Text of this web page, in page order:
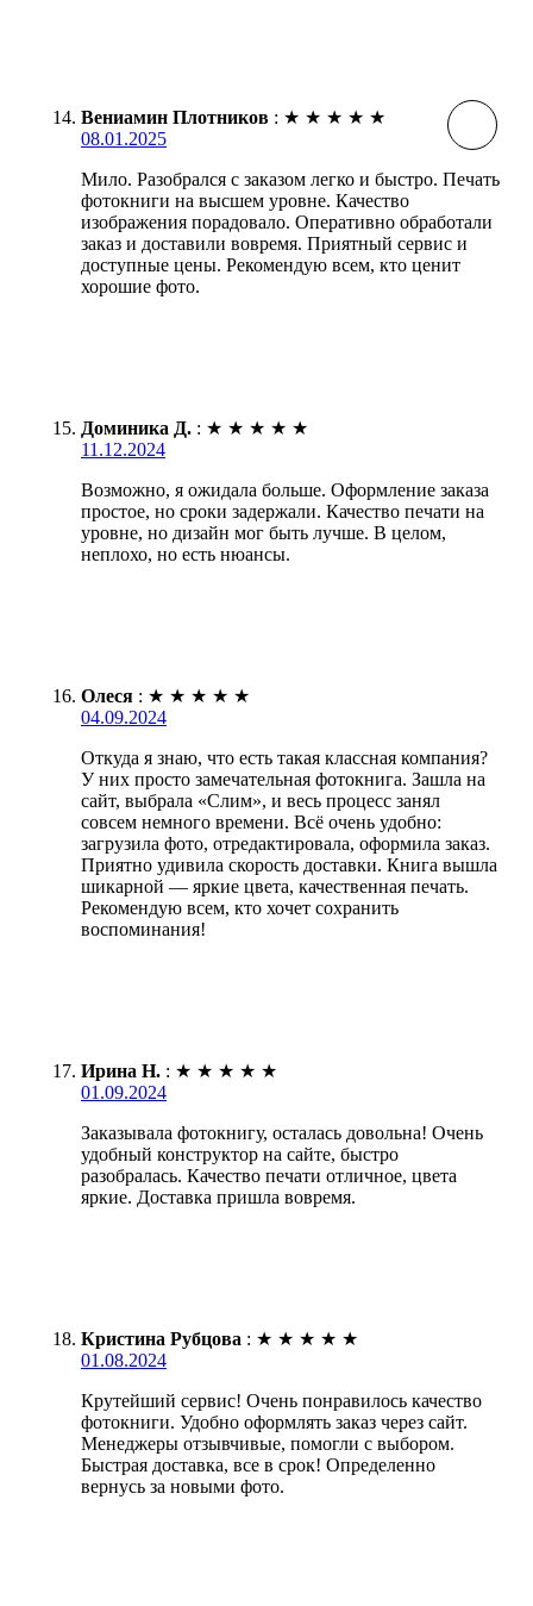
Вениамин Плотников : ★ ★ ★ ★ ★
08.01.2025
Мило. Разобрался с заказом легко и быстро. Печать
фотокниги на высшем уровне. Качество
изображения порадовало. Оперативно обработали
заказ и доставили вовремя. Приятный сервис и
доступные цены. Рекомендую всем, кто ценит
хорошие фото.
Доминика Д. : ★ ★ ★ ★ ★
11.12.2024
Возможно, я ожидала больше. Оформление заказа
простое, но сроки задержали. Качество печати на
уровне, но дизайн мог быть лучше. В целом,
неплохо, но есть нюансы.
Олеся : ★ ★ ★ ★ ★
04.09.2024
Откуда я знаю, что есть такая классная компания?
У них просто замечательная фотокнига. Зашла на
сайт, выбрала «Слим», и весь процесс занял
совсем немного времени. Всё очень удобно:
загрузила фото, отредактировала, оформила заказ.
Приятно удивила скорость доставки. Книга вышла
шикарной — яркие цвета, качественная печать.
Рекомендую всем, кто хочет сохранить
воспоминания!
Ирина Н. : ★ ★ ★ ★ ★
01.09.2024
Заказывала фотокнигу, осталась довольна! Очень
удобный конструктор на сайте, быстро
разобралась. Качество печати отличное, цвета
яркие. Доставка пришла вовремя.
Кристина Рубцова : ★ ★ ★ ★ ★
01.08.2024
Крутейший сервис! Очень понравилось качество
фотокниги. Удобно оформлять заказ через сайт.
Менеджеры отзывчивые, помогли с выбором.
Быстрая доставка, все в срок! Определенно
вернусь за новыми фото.